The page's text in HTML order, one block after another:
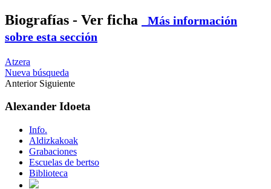
Biografías - Ver ficha
Más información
sobre esta sección
Atzera
Nueva búsqueda
Anterior Siguiente
Alexander Idoeta
Info.
Aldizkakoak
Grabaciones
Escuelas de bertso
Biblioteca